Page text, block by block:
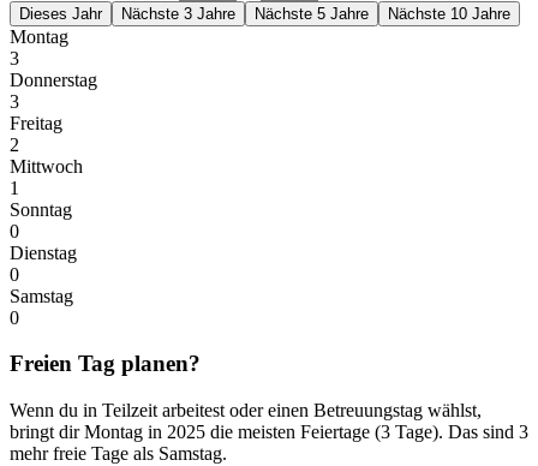
Dieses Jahr Nächste 3 Jahre Nächste 5 Jahre Nächste 10 Jahre
Montag
3
Donnerstag
3
Freitag
2
Mittwoch
1
Sonntag
0
Dienstag
0
Samstag
0
Freien Tag planen?
Wenn du in Teilzeit arbeitest oder einen Betreuungstag wählst,
bringt dir Montag in 2025 die meisten Feiertage (3 Tage). Das sind 3
mehr freie Tage als Samstag.